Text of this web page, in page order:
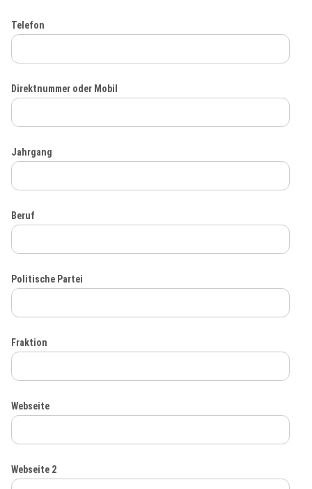
Telefon
Direktnummer oder Mobil
Jahrgang
Beruf
Politische Partei
Fraktion
Webseite
Webseite 2